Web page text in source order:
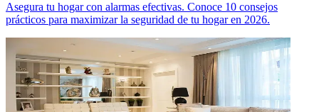
Asegura tu hogar con alarmas efectivas. Conoce 10 consejos
prácticos para maximizar la seguridad de tu hogar en 2026.